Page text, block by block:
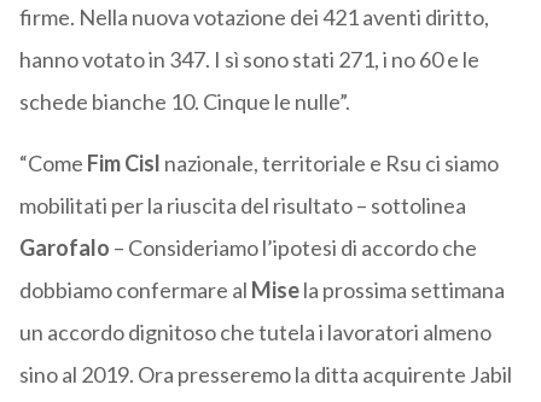
firme. Nella nuova votazione dei 421 aventi diritto,
hanno votato in 347. I sì sono stati 271, i no 60 e le
schede bianche 10. Cinque le nulle”.
“Come Fim Cisl nazionale, territoriale e Rsu ci siamo
mobilitati per la riuscita del risultato – sottolinea
Garofalo – Consideriamo l’ipotesi di accordo che
dobbiamo confermare al Misela prossima settimana
un accordo dignitoso che tutela i lavoratori almeno
sino al 2019. Ora presseremo la ditta acquirente Jabil